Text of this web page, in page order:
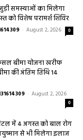
जुड़ी समस्याओं का मिलेगा
विशेष परामर्श शिविर
- August 2, 2026 0
बीमा योजना खरीफ
की अंतिम तिथि 14
- August 2, 2026
0
में 4 अगस्त को बाल रोग
से भी मिलेगा इलाज